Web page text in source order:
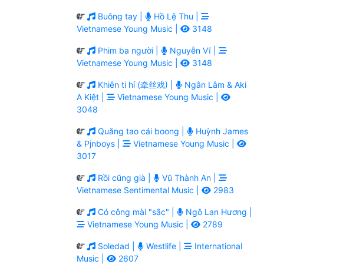
Buông tay |
Hồ Lệ Thu |
Vietnamese Young Music |
3148
Phim ba người |
Nguyễn Vĩ |
Vietnamese Young Music |
3148
Khiên ti hí (牵丝戏) |
Ngân Lâm & Aki
A Kiệt |
Vietnamese Young Music |
3048
Quăng tao cái boong |
Huỳnh James
& Pjnboys |
Vietnamese Young Music |
3017
Rồi cũng già |
Vũ Thành An |
Vietnamese Sentimental Music |
2983
Có công mài "sắc" |
Ngô Lan Hương |
Vietnamese Young Music |
2789
Soledad | Westlife |
International
Music |
2607